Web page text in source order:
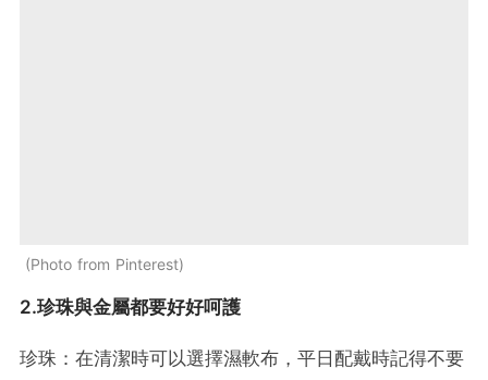
Photo from Pinterest
2.珍珠與金屬都要好好呵護
珍珠：在清潔時可以選擇濕軟布，平日配戴時記得不要